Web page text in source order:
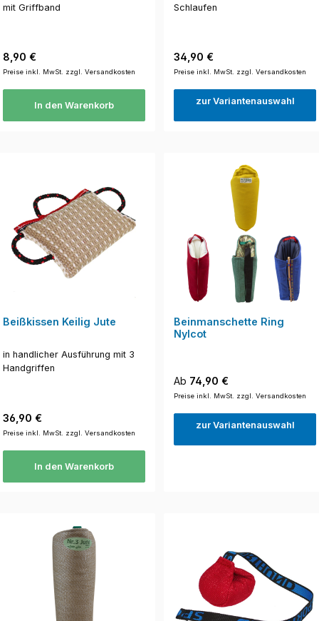
mit Griffband
Regulärer Preis:
8,90 €
Preise inkl. MwSt. zzgl. Versandkosten
In den Warenkorb
Schlaufen
Regulärer Preis:
34,90 €
Preise inkl. MwSt. zzgl. Versandkosten
zur Variantenauswahl
Beißkissen Keilig Jute
in handlicher Ausführung mit 3
Handgriffen
Regulärer Preis:
36,90 €
Preise inkl. MwSt. zzgl. Versandkosten
In den Warenkorb
Beinmanschette Ring
Nylcot
Regulärer Preis:
Ab 74,90 €
Preise inkl. MwSt. zzgl. Versandkosten
zur Variantenauswahl